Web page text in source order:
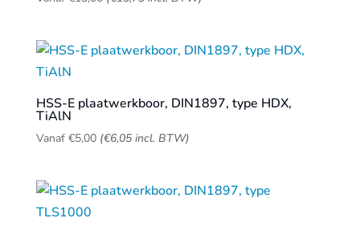
HSS-E plaatwerkboor, DIN1897, type HDX,
TiAlN
Vanaf €5,00 (€6,05incl. BTW)